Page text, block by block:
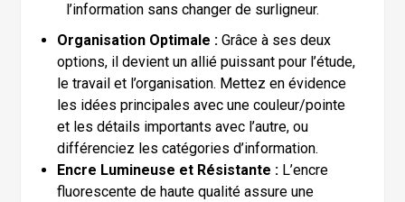
l’information sans changer de surligneur.
Organisation Optimale : Grâce à ses deux
options, il devient un allié puissant pour l’étude,
le travail et l’organisation. Mettez en évidence
les idées principales avec une couleur/pointe
et les détails importants avec l’autre, ou
différenciez les catégories d’information.
Encre Lumineuse et Résistante : L’encre
fluorescente de haute qualité assure une